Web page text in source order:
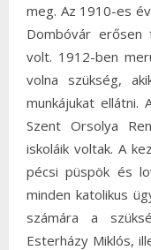
meg. Az 1910-es
Dombóvár
volt. 1912-ben
volna szükség,
munkájukat ellátni.
Szent Orsolya
iskoláik voltak. A
pécsi püspök és
minden katolikus
számára a
Esterházy Miklós,